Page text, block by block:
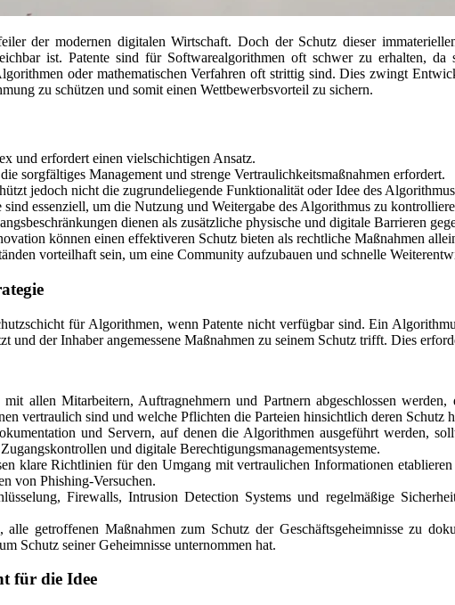
der modernen digitalen Wirtschaft. Doch der Schutz dieser
ist. Patente sind für Softwarealgorithmen oft schwer zu erhalten,
oder mathematischen Verfahren oft strittig sind. Dies zwingt
zu schützen und somit einen Wettbewerbsvorteil zu sichern.
und erfordert einen vielschichtigen Ansatz.
sorgfältiges Management und strenge Vertraulichkeitsmaßnahmen erfordert.
jedoch nicht die zugrundeliegende Funktionalität oder Idee des
essenziell, um die Nutzung und Weitergabe des Algorithmus zu
dienen als zusätzliche physische und digitale Barrieren
können einen effektiveren Schutz bieten als rechtliche Maßnahmen
vorteilhaft sein, um eine Community aufzubauen und schnelle
für Algorithmen, wenn Patente nicht verfügbar sind. Ein
der Inhaber angemessene Maßnahmen zu seinem Schutz trifft. Dies
mit allen Mitarbeitern, Auftragnehmern und Partnern abgeschlossen
vertraulich sind und welche Pflichten die Parteien hinsichtlich deren Schutz
und Servern, auf denen die Algorithmen ausgeführt werden,
und digitale Berechtigungsmanagementsysteme.
klare Richtlinien für den Umgang mit vertraulichen Informationen
von Phishing-Versuchen.
Firewalls, Intrusion Detection Systems und regelmäßige
getroffenen Maßnahmen zum Schutz der Geschäftsgeheimnisse zu
Schutz seiner Geheimnisse unternommen hat.
für die Idee